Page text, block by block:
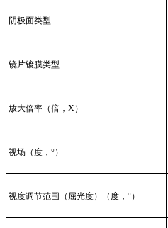
阴极面类型
镜片镀膜类型
放大倍率（倍，X）
视场（度，°）
视度调节范围（屈光度）（度，°）